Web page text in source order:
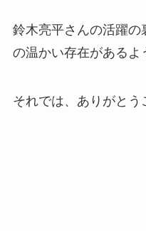
鈴木亮平さんの活躍
の温かい存在があるよ
それでは、ありがとう